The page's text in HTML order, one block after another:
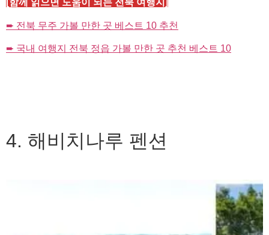
[함께 읽으면 도움이 되는 전북 여행지]
➨ 전북 무주 가볼 만한 곳 베스트 10 추천
➨ 국내 여행지 전북 정읍 가볼 만한 곳 추천 베스트 10
4. 해비치나루 펜션